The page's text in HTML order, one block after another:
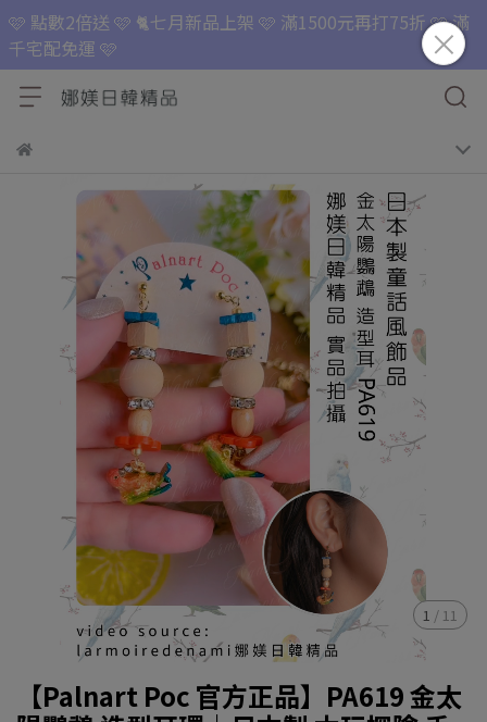
🩷 點數2倍送 🩷 🐈七月新品上架 🩷 滿1500元再打75折 🩷 滿
千宅配免運 🩷
1 / 11
【Palnart Poc 官方正品】PA619 金太